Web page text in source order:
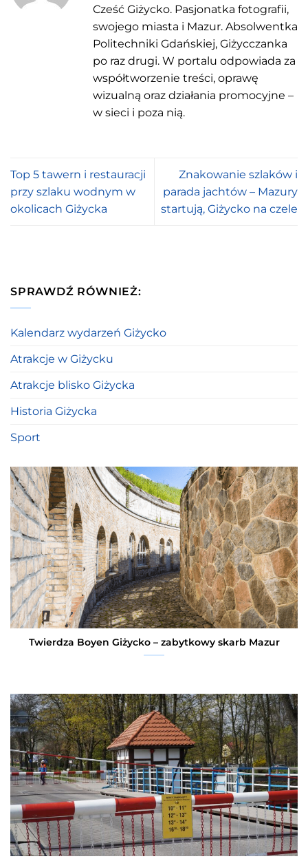
Cześć Giżycko. Pasjonatka fotografii,
swojego miasta i Mazur. Absolwentka
Politechniki Gdańskiej, Giżycczanka
po raz drugi. W portalu odpowiada za
współtworzenie treści, oprawę
wizualną oraz działania promocyjne –
w sieci i poza nią.
Top 5 tawern i restauracji
przy szlaku wodnym w
okolicach Giżycka
Znakowanie szlaków i
parada jachtów – Mazury
startują, Giżycko na czele
SPRAWDŹ RÓWNIEŻ:
Kalendarz wydarzeń Giżycko
Atrakcje w Giżycku
Atrakcje blisko Giżycka
Historia Giżycka
Sport
Twierdza Boyen Giżycko – zabytkowy skarb Mazur